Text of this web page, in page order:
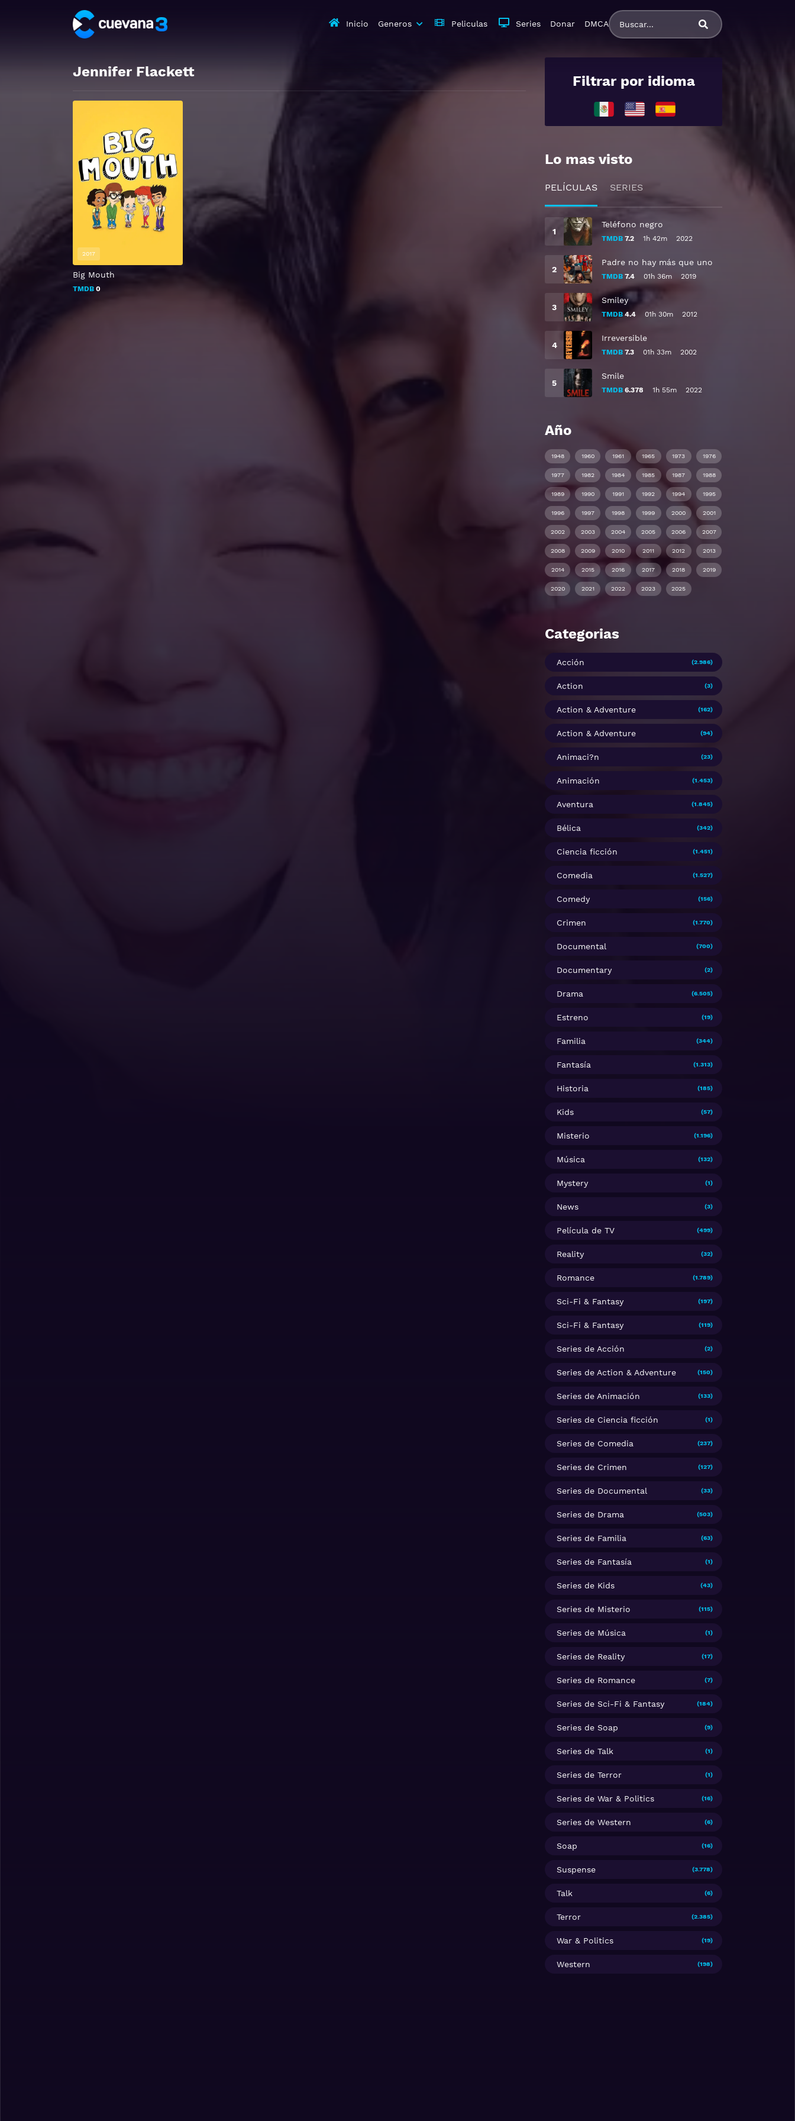
Inicio Generos Peliculas Series Donar DMCA
Jennifer Flackett
Big Mouth
TMDB 0
2017
Filtrar por idioma
Lo mas visto
PELÍCULAS SERIES
Teléfono negro
TMDB 7.2 1h 42m 2022
Padre no hay más que uno
TMDB 7.4 01h 36m 2019
Smiley
TMDB4.4 01h 30m 2012
Irreversible
TMDB 7.3 01h 33m 2002
Smile
TMDB 6.378 1h 55m 2022
Año
1948 1960 1961 1965 1973 1976
1977 1982 1984 1985 1987 1988
1989 1990 1991 1992 1994 1995
1996 1997 1998 1999 2000 2001
2002 2003 2004 2005 2006 2007
2008 2009 2010 2011 2012 2013
2014 2015 2016 2017 2018 2019
2020 2021 2022 2023 2025
Categorias
Acción (2.986)
Action (3)
Action & Adventure (162)
Action & Adventure (94)
Animaci?n (23)
Animación (1.453)
Aventura (1.845)
Bélica (342)
Ciencia ficción (1.451)
Comedia (1.527)
Comedy (156)
Crimen (1.770)
Documental (700)
Documentary (2)
Drama (6.505)
Estreno (19)
Familia (344)
Fantasía (1.313)
Historia (185)
Kids (57)
Misterio (1.196)
Música (132)
Mystery (1)
News (3)
Película de TV (499)
Reality (32)
Romance (1.789)
Sci-Fi & Fantasy (197)
Sci-Fi & Fantasy (119)
Series de Acción (2)
Series de Action & Adventure (150)
Series de Animación (133)
Series de Ciencia ficción (1)
Series de Comedia (237)
Series de Crimen (127)
Series de Documental (33)
Series de Drama (503)
Series de Familia (63)
Series de Fantasía (1)
Series de Kids (43)
Series de Misterio (115)
Series de Música (1)
Series de Reality (17)
Series de Romance (7)
Series de Sci-Fi & Fantasy (184)
Series de Soap (9)
Series de Talk (1)
Series de Terror (1)
Series de War & Politics (16)
Series de Western (6)
Soap (16)
Suspense (3.778)
Talk (6)
Terror (2.385)
War & Politics (19)
Western (198)